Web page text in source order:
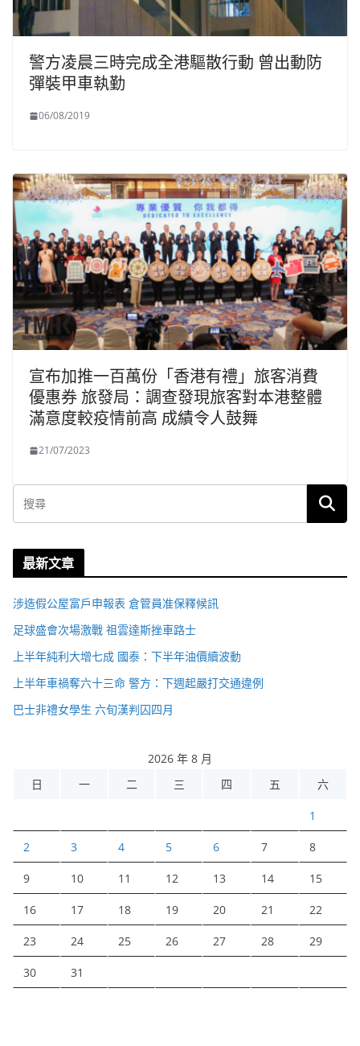
警方凌晨三時完成全港驅散行動 曾出動防
彈裝甲車執勤
06/08/2019
宣布加推一百萬份「香港有禮」旅客消費
優惠券 旅發局：調查發現旅客對本港整體
滿意度較疫情前高 成績令人鼓舞
21/07/2023
最新文章
涉造假公屋富戶申報表 倉管員准保釋候訊
足球盛會次場激戰 祖雲達斯挫車路士
上半年純利大增七成 國泰：下半年油價續波動
上半年車禍奪六十三命 警方：下週起嚴打交通違例
巴士非禮女學生 六旬漢判囚四月
2026 年 8 月
日
一 二 三 四 五 六
1
2 3 4 5 6 7 8
9 10 11 12 13 14 15
16 17 18 19 20 21 22
23 24 25 26 27 28 29
30 31